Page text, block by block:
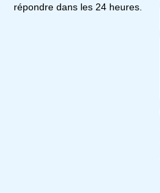
répondre dans les 24 heures.